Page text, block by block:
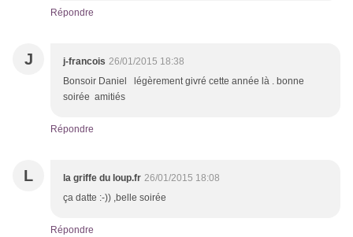
Répondre
J j-francois 26/01/2015 18:38
Bonsoir Daniel légèrement givré cette année là . bonne
soirée amitiés
Répondre
L la griffe du loup.fr 26/01/2015 18:08
ça datte :-)) ,belle soirée
Répondre